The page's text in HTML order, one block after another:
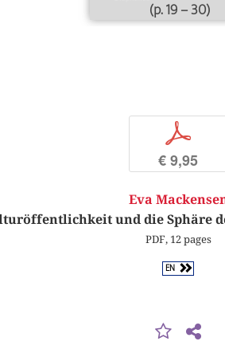
(p. 19 – 30)
p
€ 9,95
Eva
und die Sphäre
PDF, 12 pages
EN